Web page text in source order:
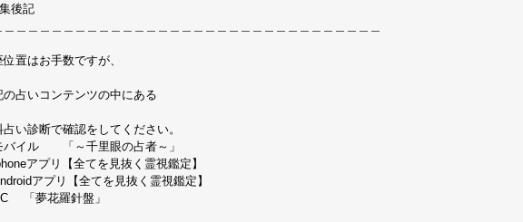
後記
位置はお手数ですが、
の占いコンテンツの中にある
占い診断で確認をしてください。
バイル　　「～千里眼の占者～」
アプリ【全てを見抜く霊視鑑定】
アプリ【全てを見抜く霊視鑑定】
　「夢花羅針盤」